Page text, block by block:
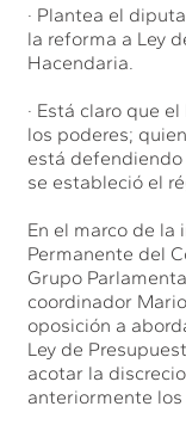
· Plantea el
la reforma a Ley
Hacendaria.
· Está claro que
los poderes;
está
se estableció el
En el marco de la
Permanente del
Grupo
coordinador
oposición a
Ley de
acotar la
anteriormente